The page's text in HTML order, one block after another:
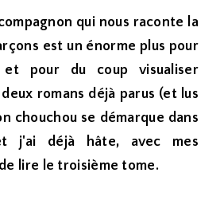
qui nous raconte la
est un énorme plus pour
et pour du coup visualiser
romans déjà parus (et lus
chouchou se démarque dans
j'ai déjà hâte, avec mes
lire le troisième tome.